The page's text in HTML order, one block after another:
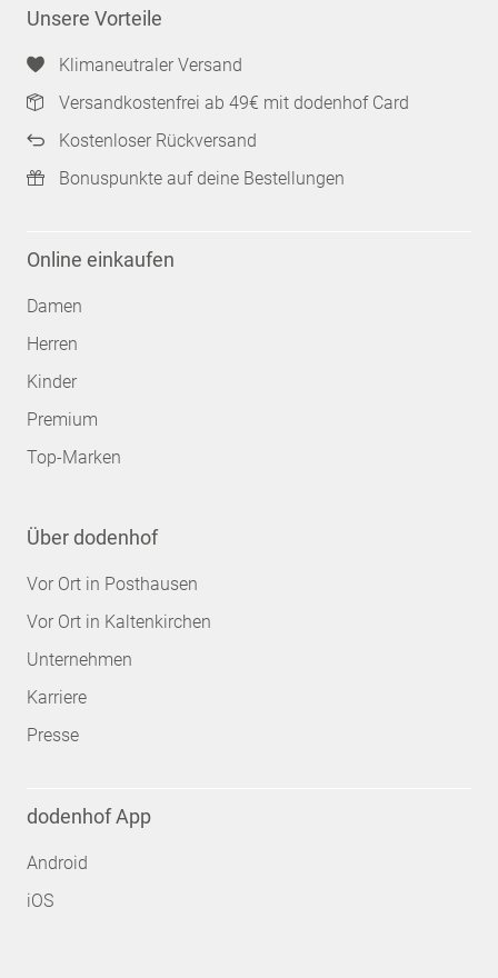
Unsere Vorteile
Klimaneutraler Versand
Versandkostenfrei ab 49€ mit dodenhof Card
Kostenloser Rückversand
Bonuspunkte auf deine Bestellungen
Online einkaufen
Damen
Herren
Kinder
Premium
Top-Marken
Über dodenhof
Vor Ort in Posthausen
Vor Ort in Kaltenkirchen
Unternehmen
Karriere
Presse
dodenhof App
Android
iOS